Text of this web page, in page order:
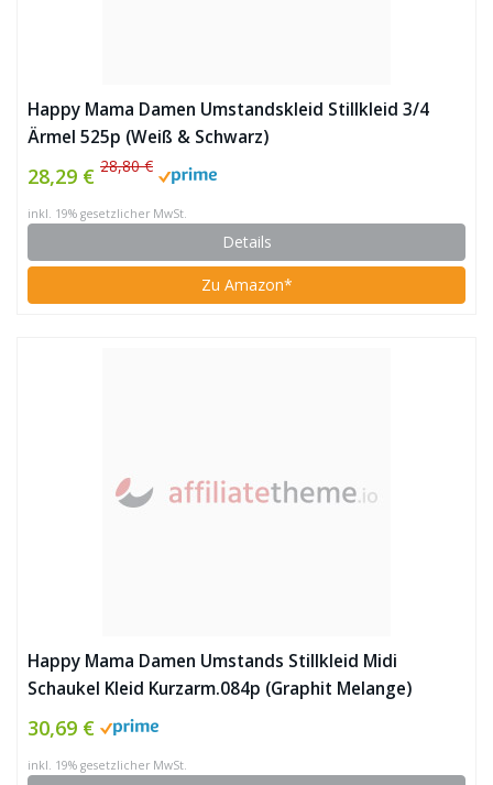
Happy Mama Damen Umstandskleid Stillkleid 3/4
Ärmel 525p (Weiß & Schwarz)
28,29 € 28,80 €
inkl. 19% gesetzlicher MwSt.
Details
Zu Amazon*
Happy Mama Damen Umstands Stillkleid Midi
Schaukel Kleid Kurzarm.084p (Graphit Melange)
30,69 €
inkl. 19% gesetzlicher MwSt.